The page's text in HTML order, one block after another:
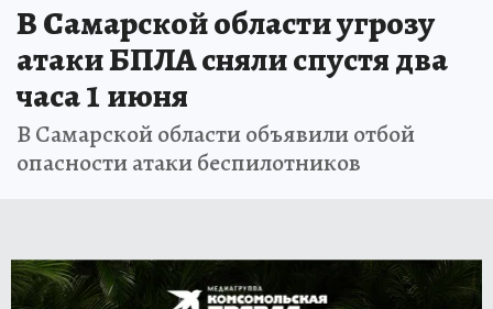
В Самарской области угрозу
атаки БПЛА сняли спустя два
часа 1 июня
В Самарской области объявили отбой
опасности атаки беспилотников